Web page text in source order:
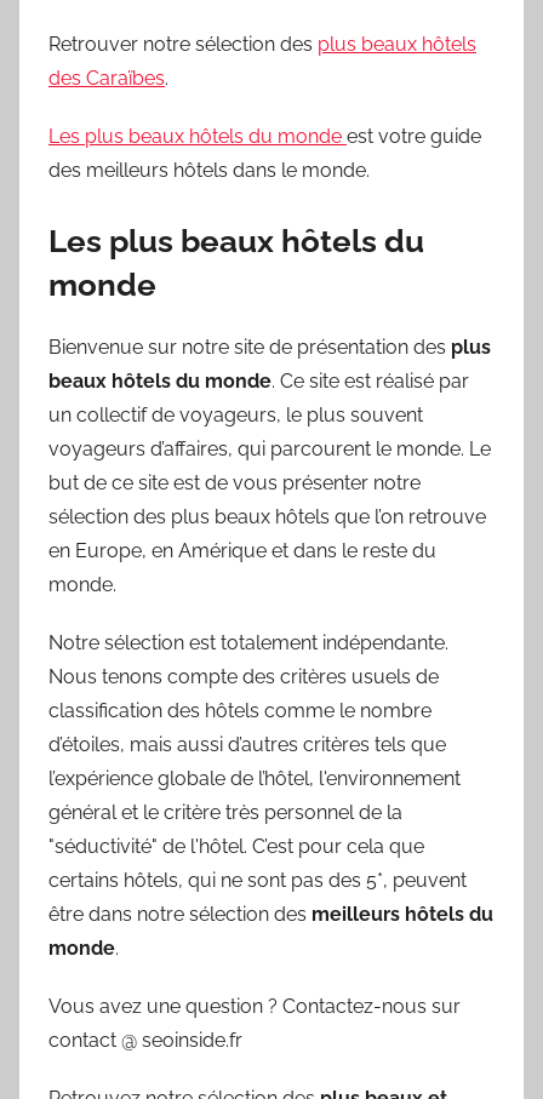
Retrouver notre sélection des plus beaux hôtels
des Caraïbes.
Les plus beaux hôtels du monde est votre guide
des meilleurs hôtels dans le monde.
Les plus beaux hôtels du
monde
Bienvenue sur notre site de présentation des plus
beaux hôtels du monde. Ce site est réalisé par
un collectif de voyageurs, le plus souvent
voyageurs d’affaires, qui parcourent le monde. Le
but de ce site est de vous présenter notre
sélection des plus beaux hôtels que l’on retrouve
en Europe, en Amérique et dans le reste du
monde.
Notre sélection est totalement indépendante.
Nous tenons compte des critères usuels de
classification des hôtels comme le nombre
d’étoiles, mais aussi d’autres critères tels que
l’expérience globale de l’hôtel, l'environnement
général et le critère très personnel de la
"séductivité" de l'hôtel. C’est pour cela que
certains hôtels, qui ne sont pas des 5*, peuvent
être dans notre sélection des meilleurs hôtels du
monde.
Vous avez une question ? Contactez-nous sur
contact @ seoinside.fr